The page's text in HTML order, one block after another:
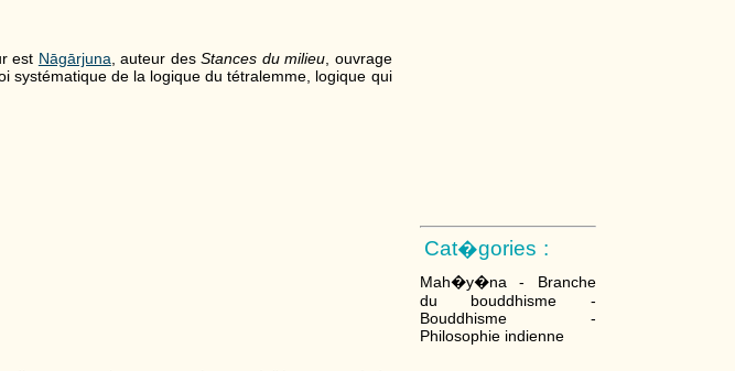
Cat�gories :
Mah�y�na - Branche
du bouddhisme -
Bouddhisme -
Philosophie indienne
est Nāgārjuna , auteur desStances du milieu , ouvrage
systématique de la logique du tétralemme, logique qui